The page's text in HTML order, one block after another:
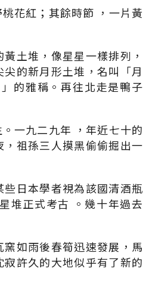
花紅；其餘時節 ，一片黃
土堆，像星星一樣排列，
的新月形土堆，名叫「月
的雅稱。再往北走是鴨子
一九二九年 ，年近七十的
祖孫三人摸黑偷偷掘出一
日本學者視為該國清酒瓶
堆正式考古 。幾十年過去
如雨後春筍迅速發展，馬
許久的大地似乎有了新的